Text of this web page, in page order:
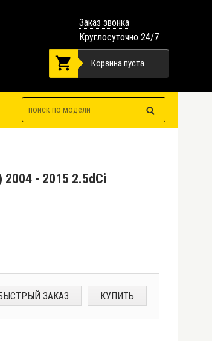
Заказ звонка
Круглосуточно 24/7
Корзина пуста
- 2015 2.5dCi
КУПИТЬ
ЗАКАЗ